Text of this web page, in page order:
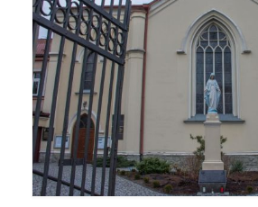
Pierwsza Komunia Św. –
Galerie 2021
Pasterka 2021
Odpust 2021
Kościół Stacyjny
Pierwsza Komunia Święta